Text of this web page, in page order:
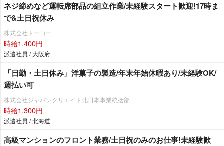
ネジ締めなど運転席部品の組立作業/未経験スタート歓迎!17時ま
で&土日祝休み
株式会社トーコー
時給1,400円
派遣社員 / 大阪府
「日勤・土日休み」洋菓子の製造/年末年始休暇あり/未経験OK/
週払い可
株式会社ジャパンクリエイト北日本事業統括部
時給1,300円
派遣社員 / 北海道
⾼級マンションのフロント業務/土日祝のみのお仕事!未経験歓